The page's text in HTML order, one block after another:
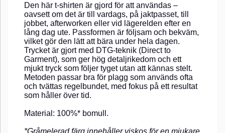
Den här t-shirten är gjord för att användas –
oavsett om det är till vardags, på jaktpasset, till
jobbet, afterworken eller vid lägerelden efter en
lång dag ute. Passformen är följsam och bekväm,
vilket gör den lätt att bära under hela dagen.
Trycket är gjort med DTG-teknik (Direct to
Garment), som ger hög detaljrikedom och ett
mjukt tryck som följer tyget utan att kännas stelt.
Metoden passar bra för plagg som används ofta
och tvättas regelbundet, med fokus på ett resultat
som håller över tid.
Material: 100%* bomull.
*Gråmelerad färg innehåller viskos för en mjukare